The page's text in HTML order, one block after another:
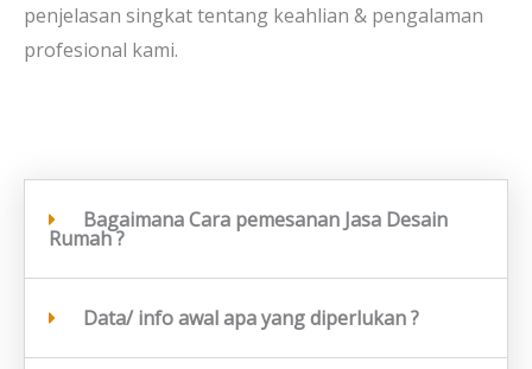
penjelasan singkat tentang keahlian & pengalaman
profesional kami.
Bagaimana Cara pemesanan Jasa Desain
Rumah ?
Data/ info awal apa yang diperlukan ?